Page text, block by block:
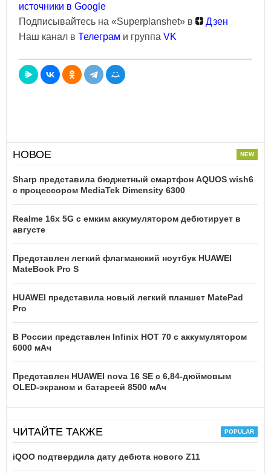
источники в Google
Подписывайтесь на «Superplanshet» в
Дзен
Наш канал в Телеграм и группа VK
НОВОЕ
Sharp представила бюджетный смартфон AQUOS wish6
с процессором MediaTek Dimensity 6300
Realme 16x 5G с емким аккумулятором дебютирует в
августе
Представлен легкий флагманский ноутбук HUAWEI
MateBook Pro S
HUAWEI представила новый легкий планшет MatePad
Pro
В России представлен Infinix HOT 70 с аккумулятором
6000 мАч
Представлен HUAWEI nova 16 SE с 6,84-дюймовым
OLED-экраном и батареей 8500 мАч
ЧИТАЙТЕ ТАКЖЕ
iQOO подтвердила дату дебюта нового Z11